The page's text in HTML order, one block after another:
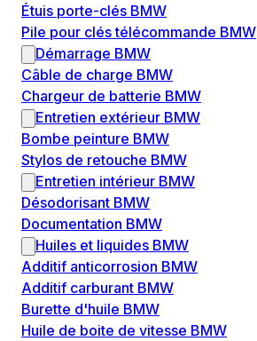
Étuis porte-clés BMW
Pile pour clés télécommande BMW
Démarrage BMW
Câble de charge BMW
Chargeur de batterie BMW
Entretien extérieur BMW
Bombe peinture BMW
Stylos de retouche BMW
Entretien intérieur BMW
Désodorisant BMW
Documentation BMW
Huiles et liquides BMW
Additif anticorrosion BMW
Additif carburant BMW
Burette d'huile BMW
Huile de boite de vitesse BMW